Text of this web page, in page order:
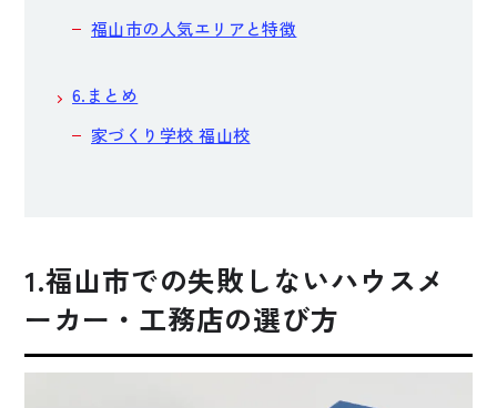
福山市の人気エリアと特徴
6.まとめ
家づくり学校 福山校
1.福山市での失敗しないハウスメ
ーカー・工務店の選び方